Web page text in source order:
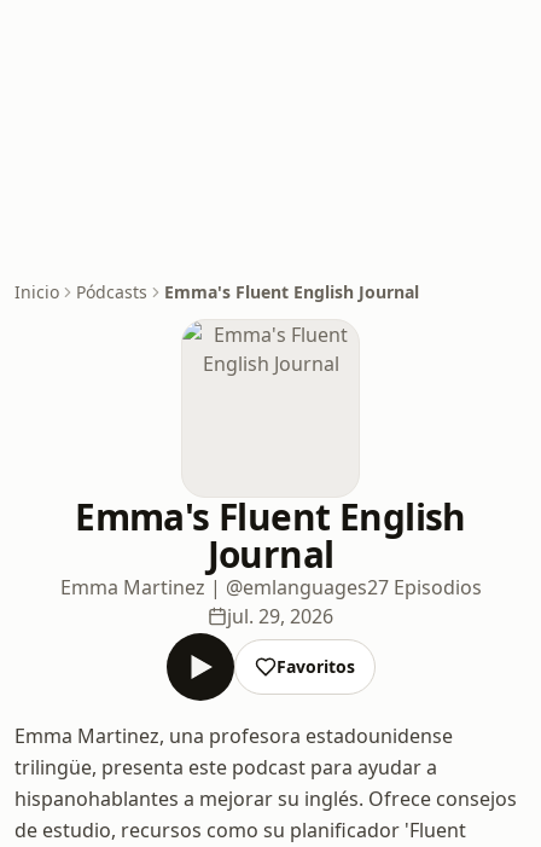
Inicio Pódcasts Emma's Fluent English Journal
Emma's Fluent English
Journal
Emma Martinez | @emlanguages27 Episodios
jul. 29, 2026
Favoritos
Emma Martinez, una profesora estadounidense
trilingüe, presenta este podcast para ayudar a
hispanohablantes a mejorar su inglés. Ofrece consejos
de estudio, recursos como su planificador 'Fluent